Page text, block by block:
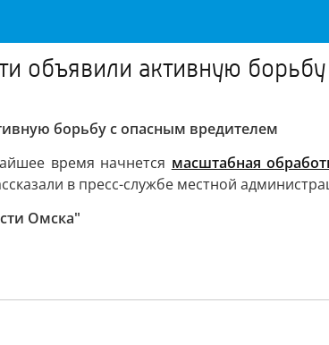
объявили активную
борьбу с опасным вредителем
время начнется масштабная
в пресс-службе местной
Омска"